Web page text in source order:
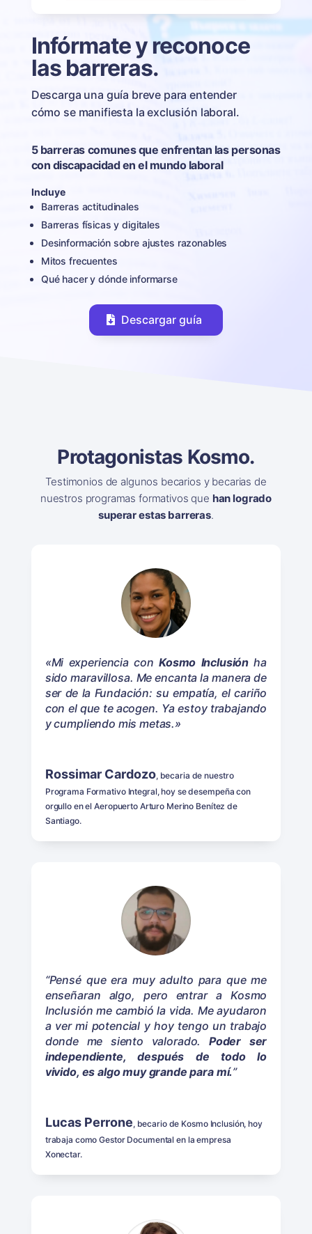
Infórmate y reconoce
las barreras.
Descarga una guía breve para entender
cómo se manifiesta la exclusión laboral.
5 barreras comunes que enfrentan las personas
con discapacidad en el mundo laboral
Incluye
Barreras actitudinales
Barreras físicas y digitales
Desinformación sobre ajustes razonables
Mitos frecuentes
Qué hacer y dónde informarse
Descargar guía
Protagonistas Kosmo.
Testimonios de algunos becarios y becarias de
nuestros programas formativos que han logrado
superar estas barreras.
«Mi experiencia conKosmo Inclusión ha
sido maravillosa. Me encanta la manera de
ser de la Fundación: su empatía, el cariño
con el que te acogen. Ya estoy trabajando
y cumpliendo mis metas.»
Rossimar Cardozo, becaria de nuestro
Programa Formativo Integral, hoy se desempeña con
orgullo en el Aeropuerto Arturo Merino Benítez de
Santiago.
“Pensé que era muy adulto para que me
enseñaran algo, pero entrar a Kosmo
Inclusión me cambió la vida. Me ayudaron
a ver mi potencial y hoy tengo un trabajo
donde me siento valorado. Poder ser
independiente, después de todo lo
vivido, es algo muy grande para mí.”
Lucas Perrone, becario de Kosmo Inclusión, hoy
trabaja como Gestor Documental en la empresa
Xonectar.